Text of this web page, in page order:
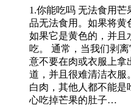
1.你能吃吗 无法食用
品无法食用。如果将黄
如果它是黄色的，并且
吃。 通常，当我们剥
意不要在肉或衣服上拿
道，并且很难清洁衣服
白肉，其他人都不能是
心吃掉芒果的肚子…